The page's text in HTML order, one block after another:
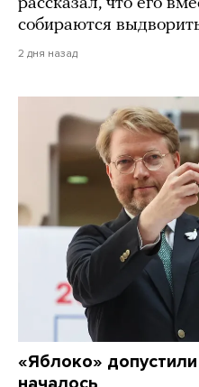
собираются
2 дня назад
«Яблоко»